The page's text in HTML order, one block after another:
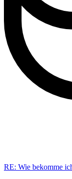
RE: Wie bekomme